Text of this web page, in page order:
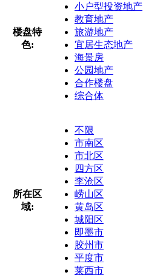
楼盘特
色:
小户型投资地产
教育地产
旅游地产
宜居生态地产
海景房
公园地产
合作楼盘
综合体
所在区
域:
不限
市南区
市北区
四方区
李沧区
崂山区
黄岛区
城阳区
即墨市
胶州市
平度市
莱西市